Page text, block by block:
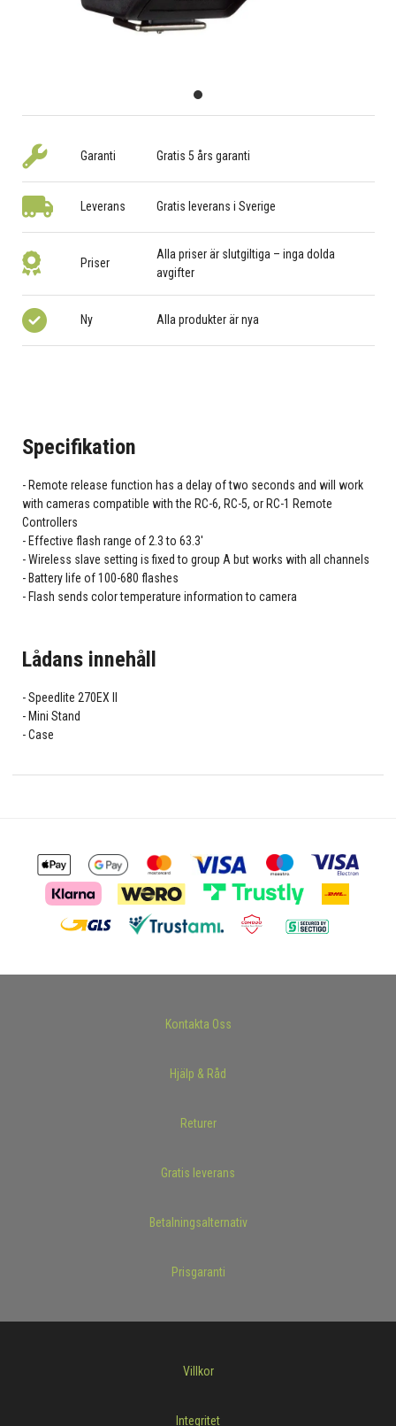
Garanti Gratis 5 års garanti
Leverans Gratis leverans i Sverige
Priser
Alla priser är slutgiltiga – inga dolda
avgifter
Ny Alla produkter är nya
Specifikation
Remote release function has a delay of two seconds and will work
with cameras compatible with the RC-6, RC-5, or RC-1 Remote
Controllers
Effective flash range of 2.3 to 63.3'
Wireless slave setting is fixed to group A but works with all channels
Battery life of 100-680 flashes
Flash sends color temperature information to camera
Lådans innehåll
Speedlite 270EX II
Mini Stand
Case
Kontakta Oss
Hjälp & Råd
Returer
Gratis leverans
Betalningsalternativ
Prisgaranti
Villkor
Integritet